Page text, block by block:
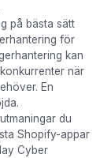
på bästa sätt
för
kan
när
En
du
Shopify-appar
Cyber